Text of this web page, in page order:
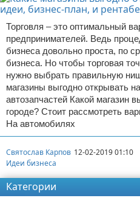
Торговля – это оптимальный
предпринимателей. Ведь
бизнеса довольно проста, по
бизнеса. Но чтобы торговая
нужно выбрать правильную
магазины выгодно открывать
автозапчастей Какой магазин
городе? Стоит рассмотреть
На автомобилях
Святослав Карпов 12-02-2019 01:10
Идеи бизнеса
Категории